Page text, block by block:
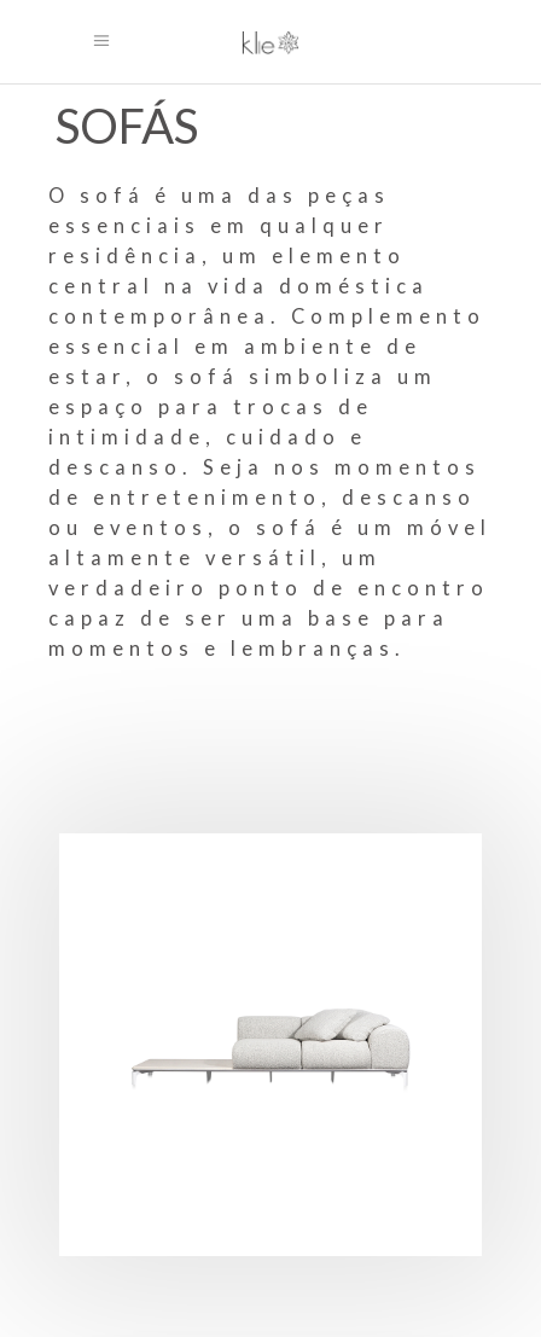
SOFÁS
O sofá é uma das peças
essenciais em qualquer
residência, um elemento
central na vida doméstica
contemporânea. Complemento
essencial em ambiente de
estar, o sofá simboliza um
espaço para trocas de
intimidade, cuidado e
descanso. Seja nos momentos
de entretenimento, descanso
ou eventos, o sofá é um móvel
altamente versátil, um
verdadeiro ponto de encontro
capaz de ser uma base para
momentos e lembranças.